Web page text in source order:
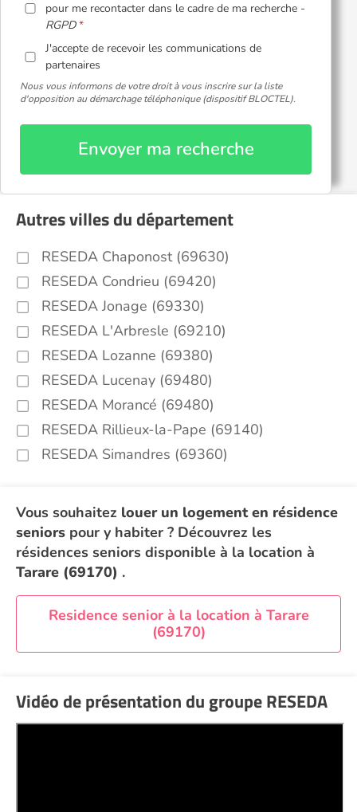
pour me recontacter dans le cadre de ma recherche -
RGPD
J'accepte de recevoir les communications de
partenaires
Nous vous informons de votre droit à vous inscrire sur la liste
d'opposition au démarchage téléphonique (dispositif BLOCTEL).
Envoyer ma recherche
Autres villes du département
RESEDA Chaponost (69630)
RESEDA Condrieu (69420)
RESEDA Jonage (69330)
RESEDA L'Arbresle (69210)
RESEDA Lozanne (69380)
RESEDA Lucenay (69480)
RESEDA Morancé (69480)
RESEDA Rillieux-la-Pape (69140)
RESEDA Simandres (69360)
Vous souhaitez louer un logement en résidence
seniors pour y habiter ? Découvrez les
résidences seniors disponible à la location à
Tarare (69170) .
Residence senior à la location à Tarare
(69170)
Vidéo de présentation du groupe RESEDA